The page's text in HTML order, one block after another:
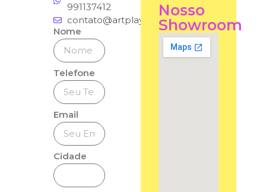
991137412
contato@artplaybrinquedos.com.br
Nome
Telefone
Email
Cidade
Nosso
Showroom